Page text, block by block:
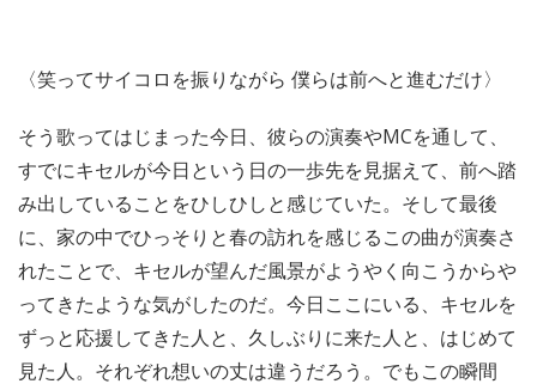
〈笑ってサイコロを振りながら 僕らは前へと進むだけ〉
そう歌ってはじまった今日、彼らの演奏やMCを通して、
すでにキセルが今日という日の一歩先を見据えて、前へ踏
み出していることをひしひしと感じていた。そして最後
に、家の中でひっそりと春の訪れを感じるこの曲が演奏さ
れたことで、キセルが望んだ風景がようやく向こうからや
ってきたような気がしたのだ。今日ここにいる、キセルを
ずっと応援してきた人と、久しぶりに来た人と、はじめて
見た人。それぞれ想いの丈は違うだろう。でもこの瞬間